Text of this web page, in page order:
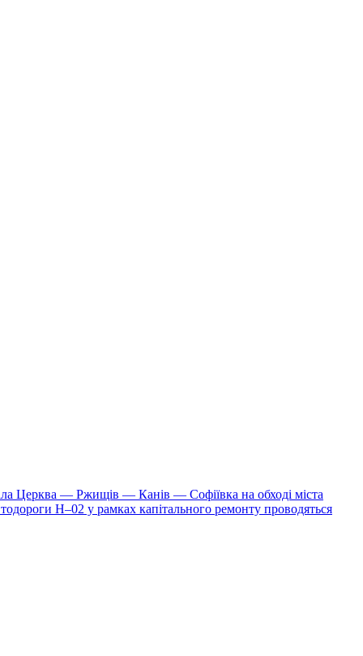
Церква — Ржищів — Канів — Софіївка на обході міста
Н–02 у рамках капітального ремонту проводяться